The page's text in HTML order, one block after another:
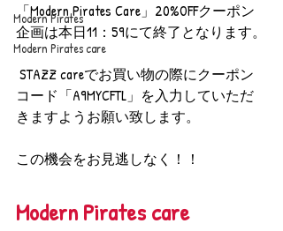
Modern Pirates
Modern Pirates care
「Modern Pirates Care」20%OFFクーポン
企画は本日11：59にて終了となります。
コード「A9MYCFTL」を入力していただ
きますようお願い致します。
この機会をお見逃しなく！！
Modern Pirates care